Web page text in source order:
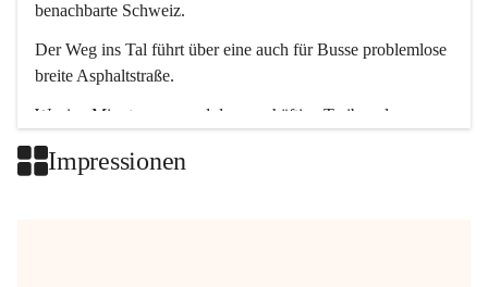
benachbarte Schweiz.
Der Weg ins Tal führt über eine auch für Busse problemlose
breite Asphaltstraße.
Wenige Minuten nur, und das geschäftige Treiben der
Impressionen